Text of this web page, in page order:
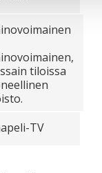
tiloissa
TV